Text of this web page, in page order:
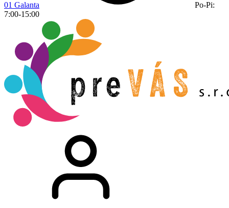
01 Galanta
Po-Pi:
7:00-15:00